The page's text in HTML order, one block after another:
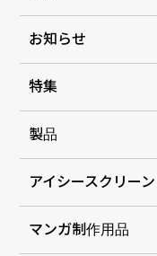
お知らせ
特集
製品
アイシースクリーン
マンガ制作用品